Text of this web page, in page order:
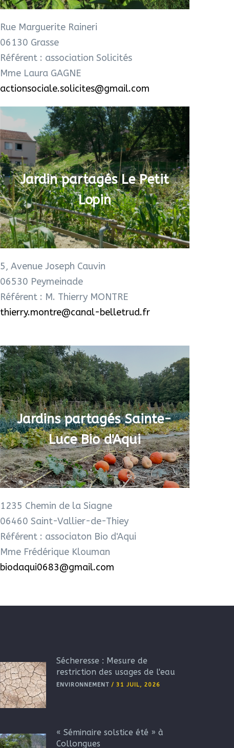
Rue Marguerite Raineri
06130 Grasse
Référent : association Solicités
Mme Laura GAGNE
actionsociale.solicites@gmail.com
Jardin partagés Le Petit
Lopin
5, Avenue Joseph Cauvin
06530 Peymeinade
Référent : M. Thierry MONTRE
thierry.montre@canal-belletrud.fr
Jardins partagés Sainte-
Luce Bio d'Aqui
1235 Chemin de la Siagne
06460 Saint-Vallier-de-Thiey
Référent : associaton Bio d'Aqui
Mme Frédérique Klouman
biodaqui0683@gmail.com
Sécheresse : Mesure de
restriction des usages de l'eau
ENVIRONNEMENT / 31 JUIL, 2026
« Séminaire solstice été » à
Collongues